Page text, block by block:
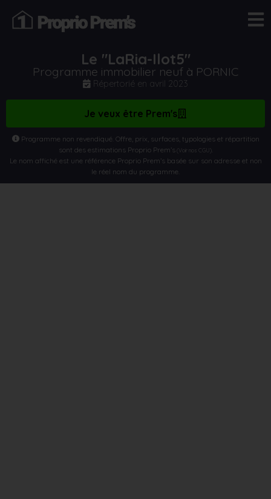
Le "LaRia-Ilot5"
Programme immobilier neuf à PORNIC
Répertorié en avril 2023
Je veux être Prem's
Programme non revendiqué. Offre, prix, surfaces, typologies et répartition
sont des estimations Proprio Prem’s(Voir nos CGU)
Le nom affiché est une référence Proprio Prem’s basée sur son adresse et non
le réel nom du programme.